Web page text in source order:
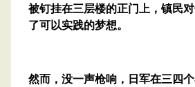
被钉挂在三层楼的正门上，镇民
了可以实践的梦想。
然而，没一声枪响，日军在三四